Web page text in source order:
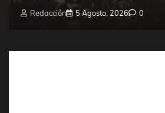
Redacción 5 Agosto, 2026 0